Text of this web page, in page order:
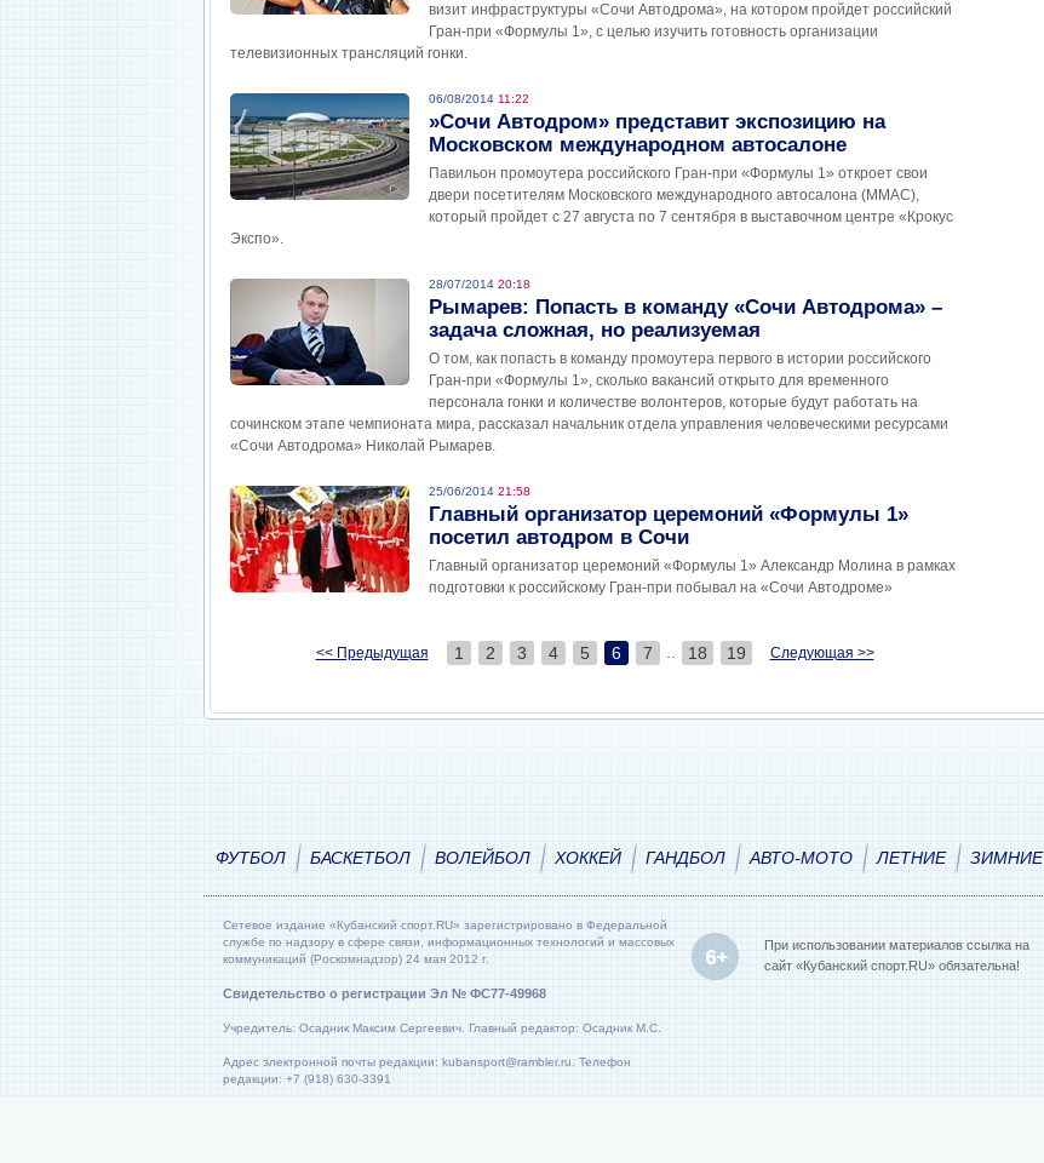
визит инфраструктуры «Сочи Автодрома», на котором пройдет российский
Гран-при «Формулы 1», с целью изучить готовность организации
телевизионных трансляций гонки.
06/08/2014 11:22
»Сочи Автодром» представит экспозицию на
Московском международном автосалоне
Павильон промоутера российского Гран-при «Формулы 1» откроет свои
двери посетителям Московского международного автосалона (ММАС),
который пройдет с 27 августа по 7 сентября в выставочном центре «Крокус
Экспо».
28/07/2014 20:18
Рымарев: Попасть в команду «Сочи Автодрома» –
задача сложная, но реализуемая
О том, как попасть в команду промоутера первого в истории российского
Гран-при «Формулы 1», сколько вакансий открыто для временного
персонала гонки и количестве волонтеров, которые будут работать на
сочинском этапе чемпионата мира, рассказал начальник отдела управления человеческими ресурсами
«Сочи Автодрома» Николай Рымарев.
25/06/2014 21:58
Главный организатор церемоний «Формулы 1»
посетил автодром в Сочи
Главный организатор церемоний «Формулы 1» Александр Молина в рамках
подготовки к российскому Гран-при побывал на «Сочи Автодроме»
<< Предыдущая 1 2 3 4 5 6 7 18 19 Следующая >>
ФУТБОЛ БАСКЕТБОЛ ВОЛЕЙБОЛ ХОККЕЙ ГАНДБОЛ АВТО-МОТО ЛЕТНИЕ ЗИМНИЕ
Сетевое издание «Кубанский спорт.RU» зарегистрировано в Федеральной
службе по надзору в сфере связи, информационных технологий и массовых
коммуникаций (Роскомнадзор) 24 мая 2012 г.
Свидетельство о регистрации Эл № ФС77-49968
Учредитель: Осадник Максим Сергеевич. Главный редактор: Осадник М.С.
Адрес электронной почты редакции: kubansport@rambler.ru. Телефон
редакции: +7 (918) 630-3391
При использовании материалов ссылка на
сайт «Кубанский спорт.RU» обязательна!